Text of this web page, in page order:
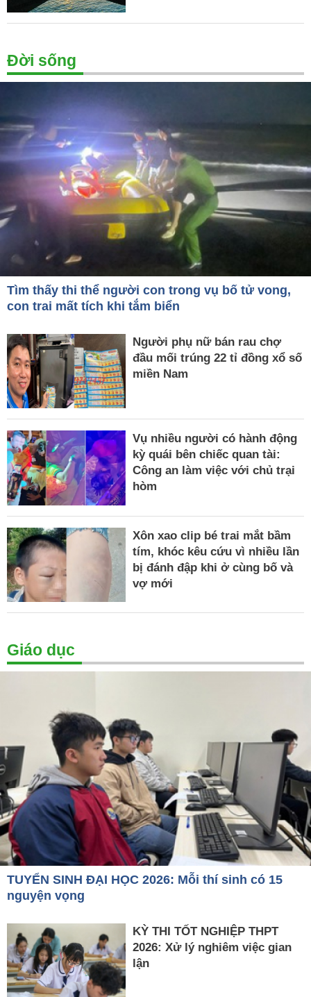
Đời sống
Tìm thấy thi thể người con trong vụ bố tử vong,
con trai mất tích khi tắm biển
Người phụ nữ bán rau chợ
đầu mối trúng 22 tỉ đồng xổ số
miền Nam
Vụ nhiều người có hành động
kỳ quái bên chiếc quan tài:
Công an làm việc với chủ trại
hòm
Xôn xao clip bé trai mắt bầm
tím, khóc kêu cứu vì nhiều lần
bị đánh đập khi ở cùng bố và
vợ mới
Giáo dục
TUYỂN SINH ĐẠI HỌC 2026: Mỗi thí sinh có 15
nguyện vọng
KỲ THI TỐT NGHIỆP THPT
2026: Xử lý nghiêm việc gian
lận